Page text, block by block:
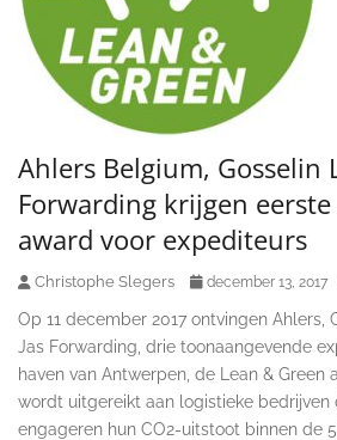
Ahlers Belgium, Gosselin
Forwarding krijgen eerste
award voor expediteurs
Christophe Slegers december 13, 2017
Op 11 december 2017 ontvingen Ahlers,
Jas Forwarding, drie toonaangevende
haven van Antwerpen, de Lean & Green
wordt uitgereikt aan logistieke bedrijven
engageren hun CO2-uitstoot binnen de